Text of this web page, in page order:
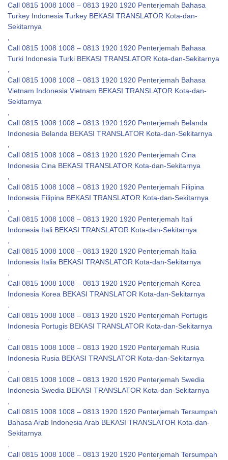
Call 0815 1008 1008 – 0813 1920 1920 Penterjemah Bahasa
Turkey Indonesia Turkey BEKASI TRANSLATOR Kota-dan-
Sekitarnya
Call 0815 1008 1008 – 0813 1920 1920 Penterjemah Bahasa
Turki Indonesia Turki BEKASI TRANSLATOR Kota-dan-Sekitarnya
Call 0815 1008 1008 – 0813 1920 1920 Penterjemah Bahasa
Vietnam Indonesia Vietnam BEKASI TRANSLATOR Kota-dan-
Sekitarnya
Call 0815 1008 1008 – 0813 1920 1920 Penterjemah Belanda
Indonesia Belanda BEKASI TRANSLATOR Kota-dan-Sekitarnya
Call 0815 1008 1008 – 0813 1920 1920 Penterjemah Cina
Indonesia Cina BEKASI TRANSLATOR Kota-dan-Sekitarnya
Call 0815 1008 1008 – 0813 1920 1920 Penterjemah Filipina
Indonesia Filipina BEKASI TRANSLATOR Kota-dan-Sekitarnya
Call 0815 1008 1008 – 0813 1920 1920 Penterjemah Itali
Indonesia Itali BEKASI TRANSLATOR Kota-dan-Sekitarnya
Call 0815 1008 1008 – 0813 1920 1920 Penterjemah Italia
Indonesia Italia BEKASI TRANSLATOR Kota-dan-Sekitarnya
Call 0815 1008 1008 – 0813 1920 1920 Penterjemah Korea
Indonesia Korea BEKASI TRANSLATOR Kota-dan-Sekitarnya
Call 0815 1008 1008 – 0813 1920 1920 Penterjemah Portugis
Indonesia Portugis BEKASI TRANSLATOR Kota-dan-Sekitarnya
Call 0815 1008 1008 – 0813 1920 1920 Penterjemah Rusia
Indonesia Rusia BEKASI TRANSLATOR Kota-dan-Sekitarnya
Call 0815 1008 1008 – 0813 1920 1920 Penterjemah Swedia
Indonesia Swedia BEKASI TRANSLATOR Kota-dan-Sekitarnya
Call 0815 1008 1008 – 0813 1920 1920 Penterjemah Tersumpah
Bahasa Arab Indonesia Arab BEKASI TRANSLATOR Kota-dan-
Sekitarnya
Call 0815 1008 1008 – 0813 1920 1920 Penterjemah Tersumpah